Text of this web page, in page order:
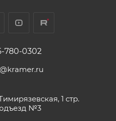
780-0302
1 стр.
№3